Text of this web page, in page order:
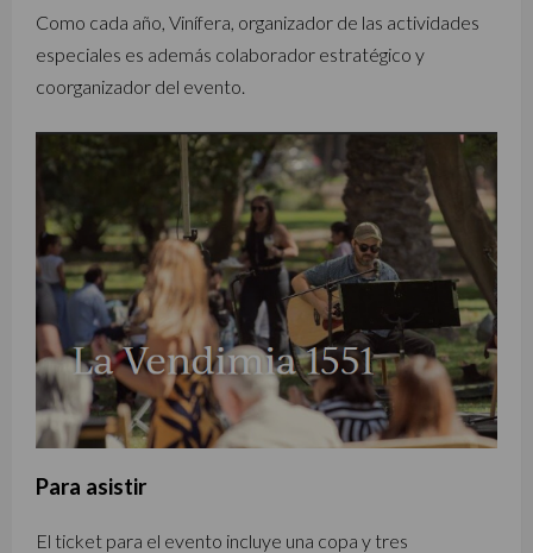
Como cada año, Vinífera, organizador de las actividades
especiales es además colaborador estratégico y
coorganizador del evento.
Para asistir
El ticket para el evento incluye una copa y tres